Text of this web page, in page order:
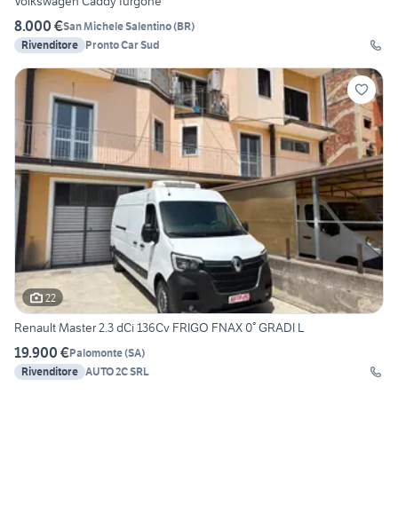
8.000 €San Michele Salentino(BR)
Rivenditore Pronto Car Sud
22
Renault Master 2.3 dCi 136Cv FRIGO FNAX 0° GRADI L
19.900 €Palomonte(SA)
Rivenditore AUTO 2C SRL